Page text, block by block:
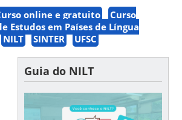
online e gratuito
Curso
Estudos em Países de Língua
NILT SINTER UFSC
Guia do NILT